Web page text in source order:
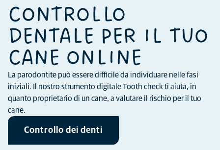
CONTROLLO
DENTALE PER IL TUO
CANE ONLINE
La parodontite può essere difficile da individuare nelle fasi
iniziali. Il nostro strumento digitale Tooth check ti aiuta, in
quanto proprietario di un cane, a valutare il rischio per il tuo
cane.
Controllo dei denti